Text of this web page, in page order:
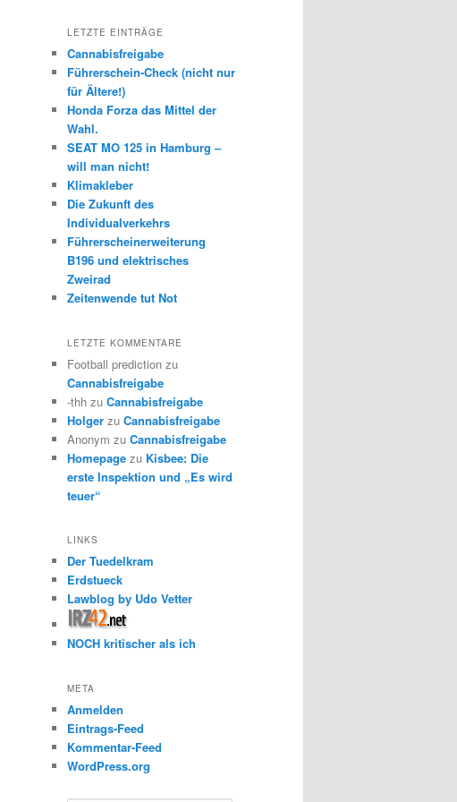
LETZTE EINTRÄGE
Cannabisfreigabe
Führerschein-Check (nicht nur
für Ältere!)
Honda Forza das Mittel der
Wahl.
SEAT MO 125 in Hamburg –
will man nicht!
Klimakleber
Die Zukunft des
Individualverkehrs
Führerscheinerweiterung
B196 und elektrisches
Zweirad
Zeitenwende tut Not
LETZTE KOMMENTARE
Football prediction zu
Cannabisfreigabe
-thh zu Cannabisfreigabe
Holger zu Cannabisfreigabe
Anonym zu Cannabisfreigabe
Homepage zu Kisbee: Die
erste Inspektion und „Es wird
teuer“
LINKS
Der Tuedelkram
Erdstueck
Lawblog by Udo Vetter
NOCH kritischer als ich
META
Anmelden
Eintrags-Feed
Kommentar-Feed
WordPress.org